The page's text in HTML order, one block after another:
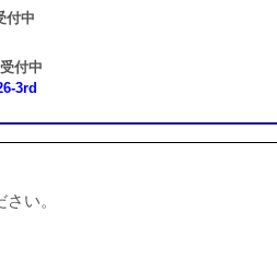
付中
付中
3rd
い。